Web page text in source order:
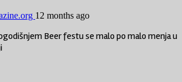
12 months ago
Beer festu se malo po malo menja u